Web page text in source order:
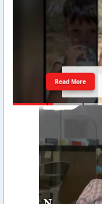
Read More